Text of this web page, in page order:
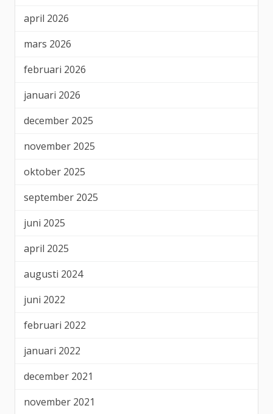
april 2026
mars 2026
februari 2026
januari 2026
december 2025
november 2025
oktober 2025
september 2025
juni 2025
april 2025
augusti 2024
juni 2022
februari 2022
januari 2022
december 2021
november 2021